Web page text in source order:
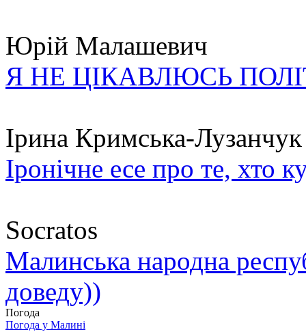
Юрій Малашевич
Я НЕ ЦІКАВЛЮСЬ
Ірина Кримська-Лузанчук
Іронічне есе про те, хто
Socratos
Малинська народна
доведу))
Погода
Погода у Малині